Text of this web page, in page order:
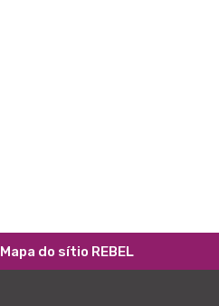
Mapa do sítio REBEL